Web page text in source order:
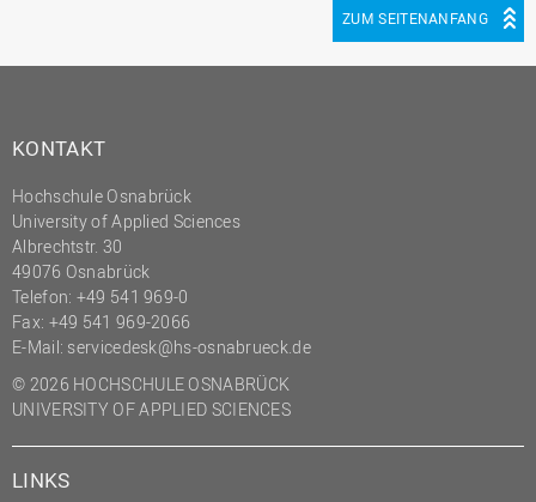
ZUM SEITENANFANG
KONTAKT
Hochschule Osnabrück
University of Applied Sciences
Albrechtstr. 30
49076 Osnabrück
Telefon: +49 541 969-0
Fax: +49 541 969-2066
E-Mail: servicedesk@hs-osnabrueck.de
© 2026 HOCHSCHULE OSNABRÜCK
UNIVERSITY OF APPLIED SCIENCES
LINKS